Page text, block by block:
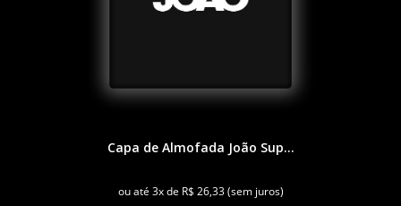
Capa de Almofada João Sup...
ou até 3x de R$ 26,33 (sem juros)